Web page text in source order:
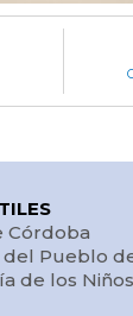
Córdoba
Pueblo
de los